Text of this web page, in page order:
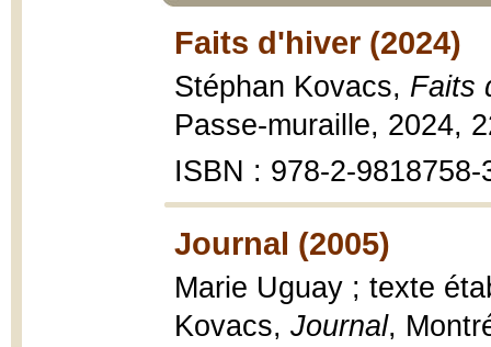
Faits d'hiver (2024)
Stéphan Kovacs, Faits
Passe-muraille, 2024,
ISBN : 978-2-9818758-
Journal (2005)
Marie Uguay ; texte
Kovacs, Journal,